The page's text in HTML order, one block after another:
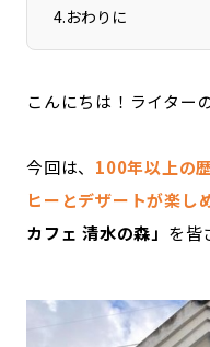
4.おわりに
こんにちは！ライター
今回は、 100年以上の
ヒーとデザートが楽し
カフェ 清水の森」 を皆